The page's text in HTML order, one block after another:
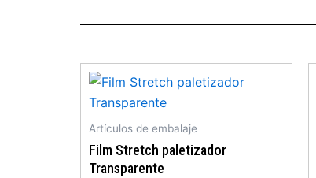
Productos para
Hotelería y
Artículos de embalaje
Film Stretch paletizador
Transparente